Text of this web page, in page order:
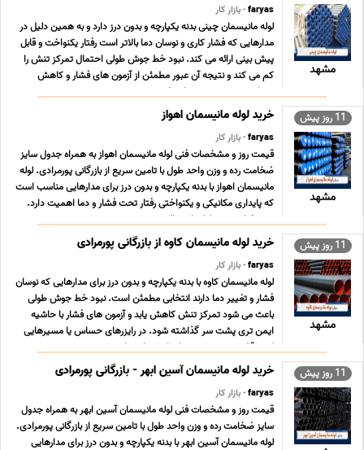
مشهد
faryas- بازار کار
لوله مانیسمان چینی بدنه یکپارچه و بدون درز دارد و به همین دلیل در
مدارهایی که فشار کاری و نوسان دما بالاتر است رفتار یکنواخت و قابل
پیش بینی ارائه می کند. نبود خط جوش طولی احتمال تمرکز تنش را
کم می کند و نتیجه آن عبور مطمئن از آزمون های فشار و کاهش
ریسک نشتی در بهره برداری است. د ... ...
11 روز پیش
مشهد
خرید لوله مانیسمان اهواز
faryas- بازار کار
قیمت روز و مشخصات فنی لوله مانیسمان اهواز به همراه جدول سایز
ضخامت رده و وزن واحد طول با تامین سریع از بازرگانی پورمرادی. لوله
مانیسمان اهواز با بدنه یکپارچه و بدون درز برای مدارهایی مناسب است
که پایداری مکانیکی و یکنواختی رفتار تحت فشار و دما اهمیت دارد.
نبود خط جوش طولی احتمال ... ...
11 روز پیش
مشهد
خرید لوله مانیسمان کاوه از بازرگانی پورمرادی
faryas- بازار کار
لوله مانیسمان کاوه با بدنه یکپارچه و بدون درز برای مدارهایی که نوسان
فشار و تغییر دما دارند انتخابی مطمئن است. نبود خط جوش طولی
باعث می شود تمرکز تنش کاهش یابد و آزمون های فشار با حاشیه
ایمن تری پشت سر گذاشته شود. در رایزرهای حساس یا مسیرهایی
که توقف سیستم هزینه ایجاد می کند، این ... ...
11 روز پیش خرید لوله مانیسمان آسین ابهر - بازرگانی پورمرادی
faryas- بازار کار
قیمت روز و مشخصات فنی لوله مانیسمان آسین ابهر به همراه جدول
سایز ضخامت رده و وزن واحد طول با تامین سریع از بازرگانی پورمرادی.
لوله مانیسمان آسین ابهر با بدنه یکپارچه و بدون درز برای مدارهایی